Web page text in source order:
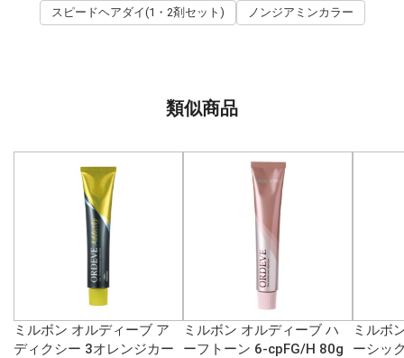
スピードヘアダイ(1・2剤セット)
ノンジアミンカラー
類似商品
ミルボン オルディーブ ア
ディクシー 3オレンジカー
ミルボン オルディーブ ハ
ーフトーン 6-cpFG/H 80g
ミルボ
ーシッ